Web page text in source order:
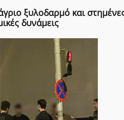
ξυλοδαρμό και
δυνάμεις